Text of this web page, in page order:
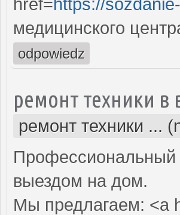
href=https://
медицинского
odpowiedz
ремонт техники в
ремонт техники ...
Профессиональный
выездом на дом.
Мы предлагаем: <a